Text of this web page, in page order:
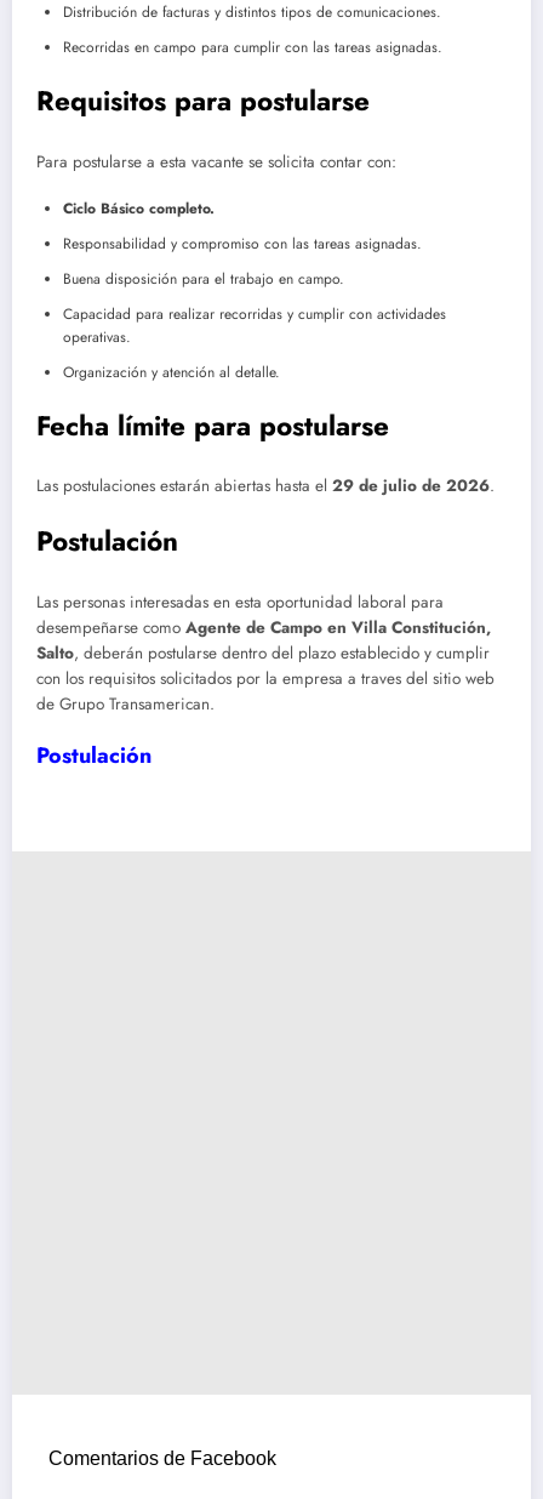
Distribución de facturas y distintos tipos de comunicaciones.
Recorridas en campo para cumplir con las tareas asignadas.
Requisitos para postularse
Para postularse a esta vacante se solicita contar con:
Ciclo Básico completo.
Responsabilidad y compromiso con las tareas asignadas.
Buena disposición para el trabajo en campo.
Capacidad para realizar recorridas y cumplir con actividades
operativas.
Organización y atención al detalle.
Fecha límite para postularse
Las postulaciones estarán abiertas hasta el 29 de julio de 2026.
Postulación
Las personas interesadas en esta oportunidad laboral para
desempeñarse como Agente de Campo en Villa Constitución,
Salto, deberán postularse dentro del plazo establecido y cumplir
con los requisitos solicitados por la empresa a traves del sitio web
de Grupo Transamerican.
Postulación
Comentarios de Facebook